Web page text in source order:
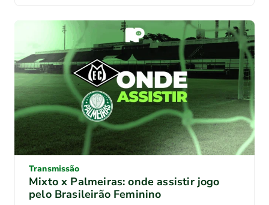
Transmissão
Mixto x Palmeiras: onde assistir jogo
pelo Brasileirão Feminino